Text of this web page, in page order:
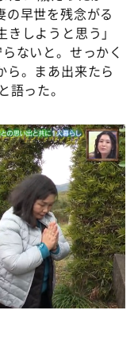
の早世を残念がる
しようと思う」
ないと。せっかく
ら。まあ出来たら
った。